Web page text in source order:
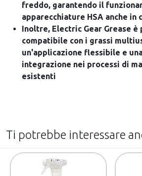
freddo, garantendo il
apparecchiature HSA anche in
Inoltre, Electric Gear Grease è
compatibile con i grassi
un'applicazione flessibile e
integrazione nei processi di
esistenti
Ti potrebbe interessare